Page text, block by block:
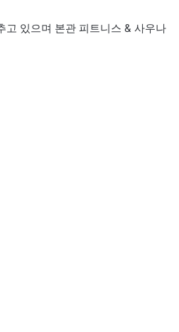
고 있으며 본관 피트니스 & 사우나